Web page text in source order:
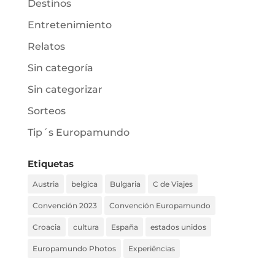
Destinos
Entretenimiento
Relatos
Sin categoría
Sin categorizar
Sorteos
Tip´s Europamundo
Etiquetas
Austria belgica Bulgaria C de Viajes
Convención 2023 Convención Europamundo
Croacia cultura España estados unidos
Europamundo Photos Experiências